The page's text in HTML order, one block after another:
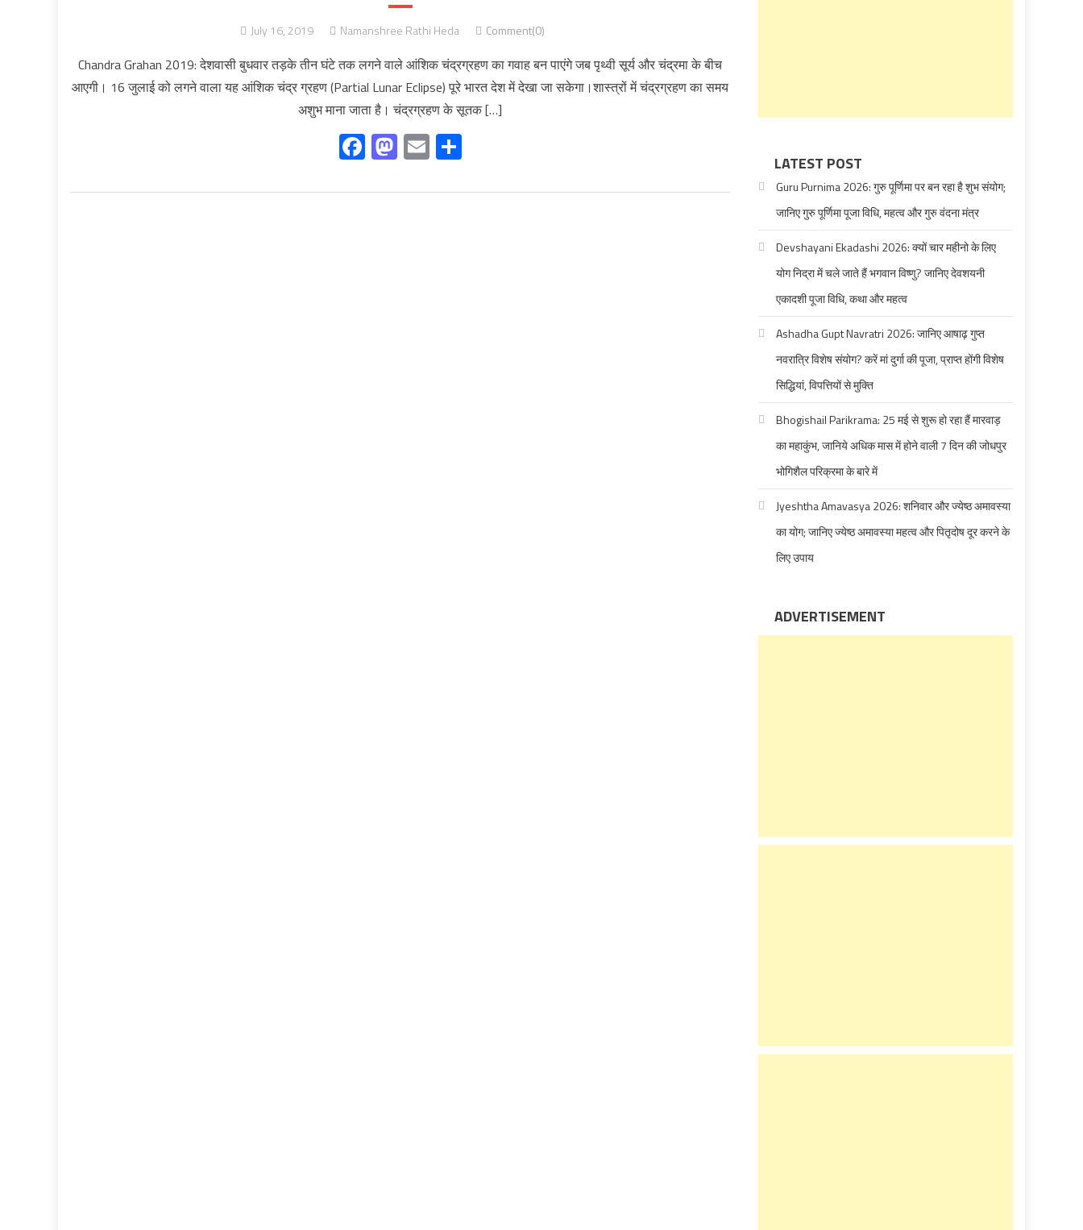
July 16, 2019 Namanshree Rathi Heda Comment(0)
Chandra Grahan 2019: देशवासी बुधवार तड़के तीन घंटे तक लगने वाले आंशिक चंद्रग्रहण का गवाह बन पाएंगे जब पृथ्वी सूर्य और चंद्रमा के बीच
आएगी। 16 जुलाई को लगने वाला यह आंशिक चंद्र ग्रहण (Partial Lunar Eclipse) पूरे भारत देश में देखा जा सकेगा।शास्त्रों में चंद्रग्रहण का समय
अशुभ माना जाता है। चंद्रग्रहण के सूतक […]
Facebook
Mastodon
EmailShare LATEST POST
Guru Purnima 2026: गुरु पूर्णिमा पर बन रहा है शुभ संयोग;
जानिए गुरु पूर्णिमा पूजा विधि, महत्व और गुरु वंदना मंत्र
Devshayani Ekadashi 2026: क्यों चार महीनो के लिए
योग निद्रा में चले जाते हैं भगवान विष्णु? जानिए देवशयनी
एकादशी पूजा विधि, कथा और महत्व
Ashadha Gupt Navratri 2026: जानिए आषाढ़ गुप्त
नवरात्रि विशेष संयोग? करें मां दुर्गा की पूजा, प्राप्त होंगी विशेष
सिद्धियां, विपत्तियों से मुक्ति
Bhogishail Parikrama: 25 मई से शुरू हो रहा हैं मारवाड़
का महाकुंभ, जानिये अधिक मास में होने वाली 7 दिन की जोधपुर
भोगिशैल परिक्रमा के बारे में
Jyeshtha Amavasya 2026: शनिवार और ज्येष्ठ अमावस्या
का योग; जानिए ज्येष्ठ अमावस्या महत्व और पितृदोष दूर करने के
लिए उपाय
ADVERTISEMENT